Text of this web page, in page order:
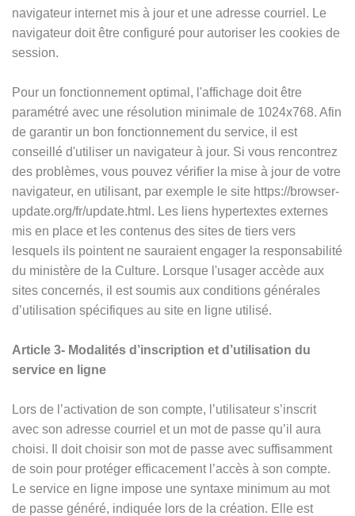
navigateur internet mis à jour et une adresse courriel. Le
navigateur doit être configuré pour autoriser les cookies de
session.
Pour un fonctionnement optimal, l'affichage doit être
paramétré avec une résolution minimale de 1024x768. Afin
de garantir un bon fonctionnement du service, il est
conseillé d'utiliser un navigateur à jour. Si vous rencontrez
des problèmes, vous pouvez vérifier la mise à jour de votre
navigateur, en utilisant, par exemple le site https://browser-
update.org/fr/update.html. Les liens hypertextes externes
mis en place et les contenus des sites de tiers vers
lesquels ils pointent ne sauraient engager la responsabilité
du ministère de la Culture. Lorsque l'usager accède aux
sites concernés, il est soumis aux conditions générales
d’utilisation spécifiques au site en ligne utilisé.
Article 3- Modalités d’inscription et d’utilisation du
service en ligne
Lors de l’activation de son compte, l’utilisateur s’inscrit
avec son adresse courriel et un mot de passe qu’il aura
choisi. Il doit choisir son mot de passe avec suffisamment
de soin pour protéger efficacement l’accès à son compte.
Le service en ligne impose une syntaxe minimum au mot
de passe généré, indiquée lors de la création. Elle est